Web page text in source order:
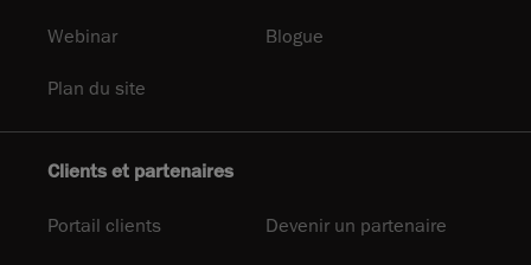
Webinar Blogue
Plan du site
Clients et partenaires
Portail clients Devenir un partenaire